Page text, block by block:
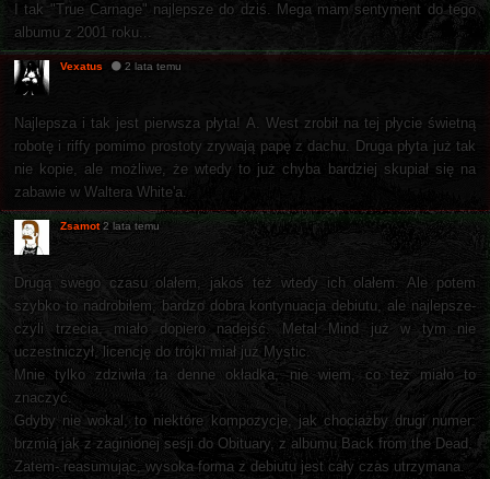
I tak "True Carnage" najlepsze do dziś. Mega mam sentyment do tego
albumu z 2001 roku...
Vexatus 2 lata temu
Najlepsza i tak jest pierwsza płyta! A. West zrobił na tej płycie świetną
robotę i riffy pomimo prostoty zrywają papę z dachu. Druga płyta już tak
nie kopie, ale możliwe, że wtedy to już chyba bardziej skupiał się na
zabawie w Waltera White'a.
Zsamot 2 lata temu
Drugą swego czasu olałem, jakoś też wtedy ich olałem. Ale potem
szybko to nadrobiłem, bardzo dobra kontynuacja debiutu, ale najlepsze-
czyli trzecia, miało dopiero nadejść. Metal Mind już w tym nie
uczestniczył, licencję do trójki miał już Mystic.
Mnie tylko zdziwiła ta denne okładka, nie wiem, co też miało to
znaczyć.
Gdyby nie wokal, to niektóre kompozycje, jak chociażby drugi numer:
brzmią jak z zaginionej sesji do Obituary, z albumu Back from the Dead.
Zatem- reasumując, wysoka forma z debiutu jest cały czas utrzymana.